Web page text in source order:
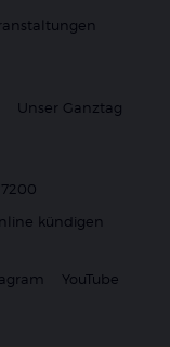
Unser Ganztag
kündigen
YouTube